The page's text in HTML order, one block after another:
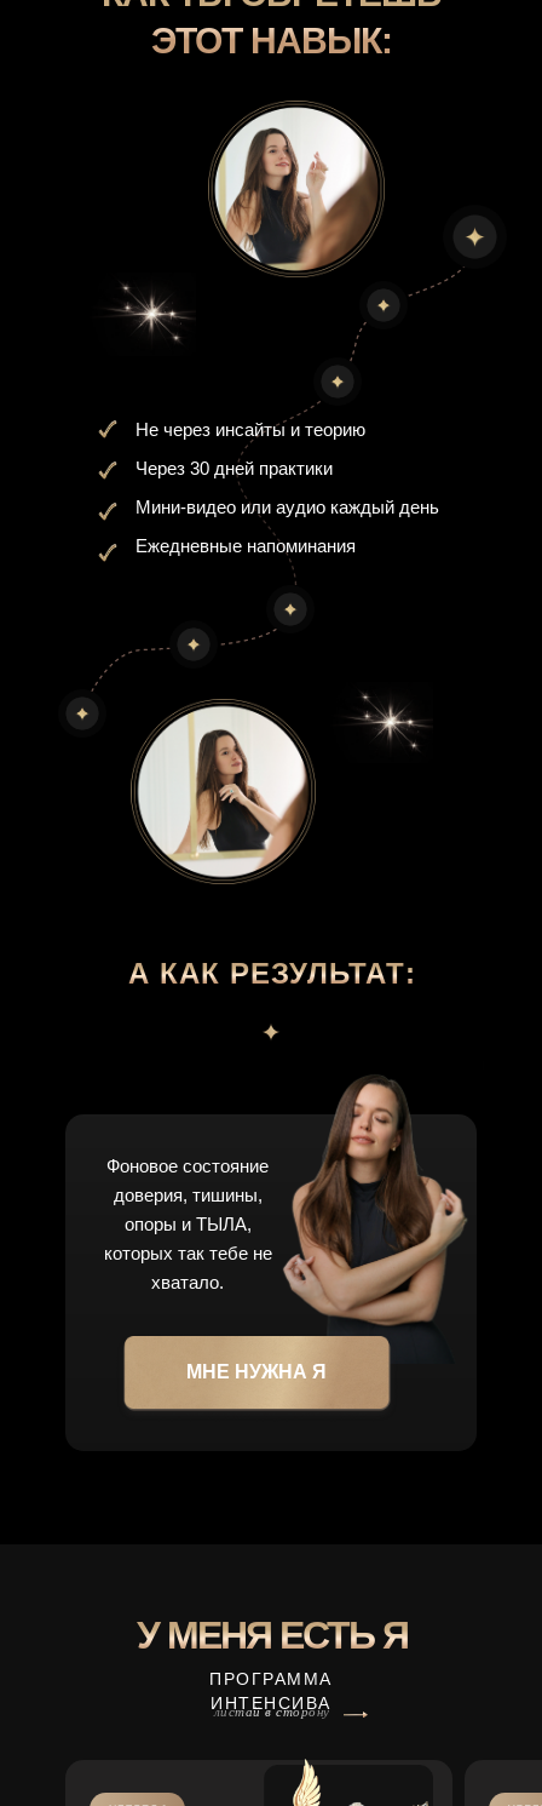
ЭТОТ НАВЫК:
Не через инсайты и теорию
Через 30 дней практики
Мини-видео или аудио каждый день
Ежедневные напоминания
А КАК РЕЗУЛЬТАТ:
Фоновое состояние
доверия, тишины,
опоры и ТЫЛА,
которых так тебе не
хватало.
МНЕ НУЖНА Я
У МЕНЯ ЕСТЬ Я
ПРОГРАММА
ИНТЕНСИВА
листай в сторону